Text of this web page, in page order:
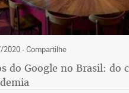
2020- Compartilhe
do Google no Brasil: do